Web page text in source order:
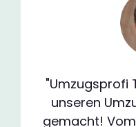
"Umzugsprofi
unseren
gemacht!